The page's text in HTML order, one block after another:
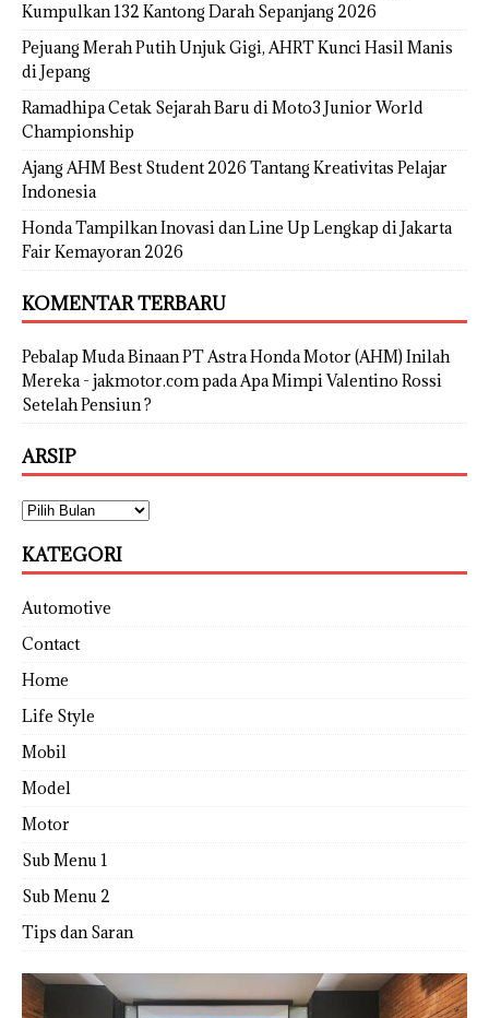
Kumpulkan 132 Kantong Darah Sepanjang 2026
Pejuang Merah Putih Unjuk Gigi, AHRT Kunci Hasil Manis
di Jepang
Ramadhipa Cetak Sejarah Baru di Moto3 Junior World
Championship
Ajang AHM Best Student 2026 Tantang Kreativitas Pelajar
Indonesia
Honda Tampilkan Inovasi dan Line Up Lengkap di Jakarta
Fair Kemayoran 2026
KOMENTAR TERBARU
Pebalap Muda Binaan PT Astra Honda Motor (AHM) Inilah
Mereka - jakmotor.compadaApa Mimpi Valentino Rossi
Setelah Pensiun ?
ARSIP
KATEGORI
Automotive
Contact
Home
Life Style
Mobil
Model
Motor
Sub Menu 1
Sub Menu 2
Tips dan Saran